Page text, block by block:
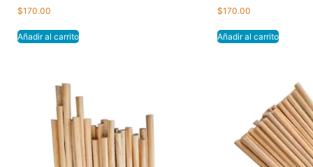
$170.00
Añadir al carrito
$170.00
Añadir al carrito